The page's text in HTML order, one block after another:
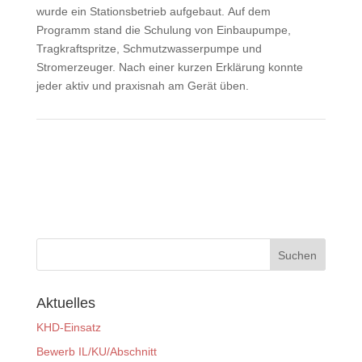
wurde ein Stationsbetrieb aufgebaut. Auf dem
Programm stand die Schulung von Einbaupumpe,
Tragkraftspritze, Schmutzwasserpumpe und
Stromerzeuger. Nach einer kurzen Erklärung konnte
jeder aktiv und praxisnah am Gerät üben.
Aktuelles
KHD-Einsatz
Bewerb IL/KU/Abschnitt